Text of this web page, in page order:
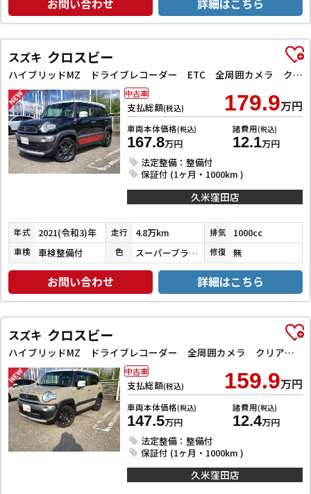
お問い合わせ 詳細はこちら
スズキ クロスビー
ハイブリッドMZ ドライブレコーダー ETC 全周囲カメラ クリアランスソナー オートクルーズコントロール レーンアシスト 衝突被害軽減システム ナビ TV オートライト LEDヘッドランプ アルミホイール
支払総額(税込) 179.9万円
車両本体価格(税込)
167.8万円
諸費用(税込)
12.1万円
法定整備：整備付
保証付 (1ヶ月・1000km )
中古車
久米窪田店
年式 2021(令和3)年 走行 4.8万km 排気 1000cc
車検 車検整備付 色 スーパーブラックＰ／ピュアホワイトＰ／バーニングレッドパール 修復 無
お問い合わせ 詳細はこちら
スズキ クロスビー
ハイブリッドMZ ドライブレコーダー 全周囲カメラ クリアランスソナー オートクルーズコントロール 衝突被害軽減システム ナビ TV LEDヘッドランプ アルミホイール スマートキー 電動格納ミラー シートヒーター
支払総額(税込) 159.9万円
車両本体価格(税込)
147.5万円
諸費用(税込)
12.4万円
法定整備：整備付
保証付 (1ヶ月・1000km )
中古車
久米窪田店